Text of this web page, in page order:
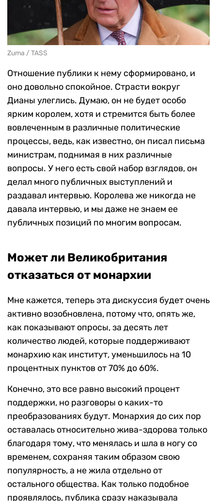
Zuma / TASS
Отношение публики к нему сформировано, и
оно довольно спокойное. Страсти вокруг
Дианы улеглись. Думаю, он не будет особо
ярким королем, хотя и стремится быть более
вовлеченным в различные политические
процессы, ведь, как известно, он писал письма
министрам, поднимая в них различные
вопросы. У него есть свой набор взглядов, он
делал много публичных выступлений и
раздавал интервью. Королева же никогда не
давала интервью, и мы даже не знаем ее
публичных позиций по многим вопросам.
Может ли Великобритания
отказаться от монархии
Мне кажется, теперь эта дискуссия будет очень
активно возобновлена, потому что, опять же,
как показывают опросы, за десять лет
количество людей, которые поддерживают
монархию как институт, уменьшилось на 10
процентных пунктов от 70% до 60%.
Конечно, это все равно высокий процент
поддержки, но разговоры о каких-то
преобразованиях будут. Монархия до сих пор
оставалась относительно жива-здорова только
благодаря тому, что менялась и шла в ногу со
временем, сохраняя таким образом свою
популярность, а не жила отдельно от
остального общества. Как только подобное
проявлялось, публика сразу наказывала